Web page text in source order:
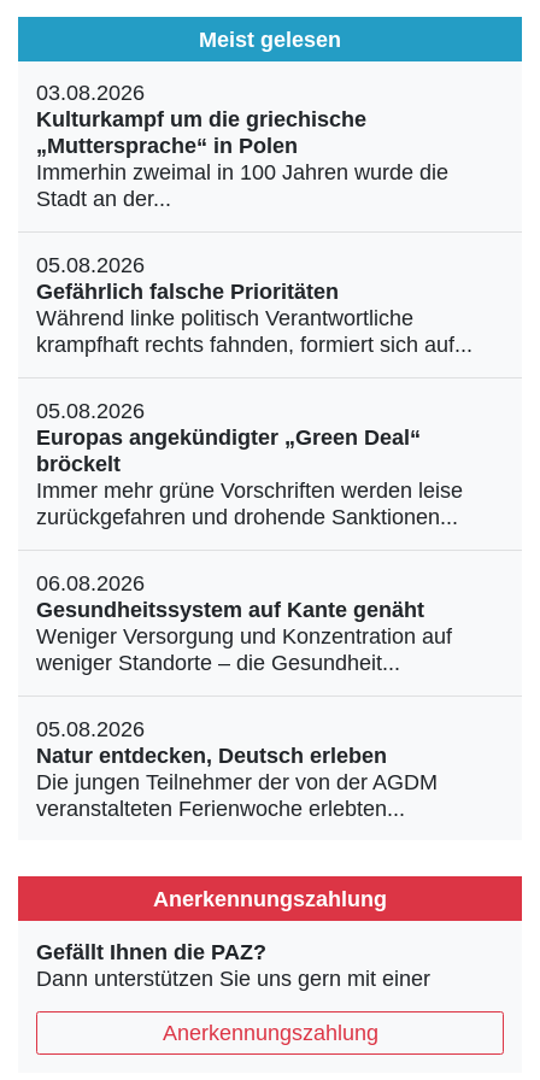
Abonnenten-Login
Abonnent werden
Archiv
Mediadaten
Kontakt
Datenschutz
Meist gelesen
03.08.2026
Kulturkampf um die griechische
„Muttersprache“ in Polen
Immerhin zweimal in 100 Jahren wurde die
Stadt an der...
05.08.2026
Gefährlich falsche Prioritäten
Während linke politisch Verantwortliche
krampfhaft rechts fahnden, formiert sich auf...
05.08.2026
Europas angekündigter „Green Deal“
bröckelt
Immer mehr grüne Vorschriften werden leise
zurückgefahren und drohende Sanktionen...
06.08.2026
Gesundheitssystem auf Kante genäht
Weniger Versorgung und Konzentration auf
weniger Standorte – die Gesundheit...
05.08.2026
Natur entdecken, Deutsch erleben
Die jungen Teilnehmer der von der AGDM
veranstalteten Ferienwoche erlebten...
Anerkennungszahlung
Gefällt Ihnen die PAZ?
Dann unterstützen Sie uns gern mit einer
Anerkennungszahlung